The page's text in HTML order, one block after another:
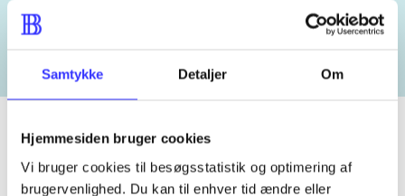
Samtykke Detaljer Om
Hjemmesiden bruger cookies
Vi bruger cookies til besøgsstatistik og optimering af
brugervenlighed. Du kan til enhver tid ændre eller
heste hestesygdomme vokal
Tidsskrift